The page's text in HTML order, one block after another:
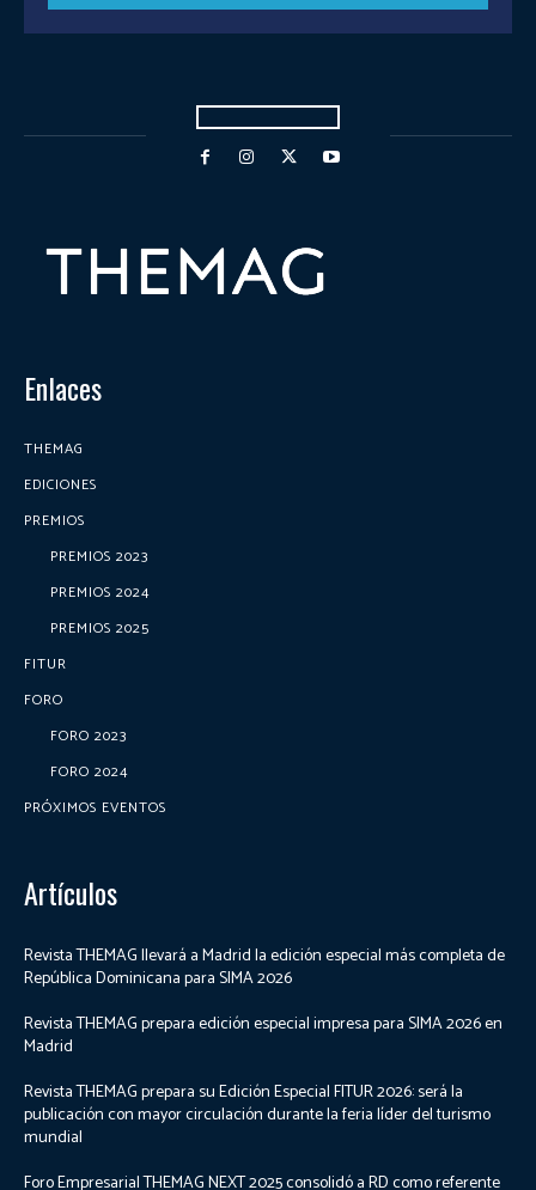
Enlaces
THEMAG
EDICIONES
PREMIOS
PREMIOS 2023
PREMIOS 2024
PREMIOS 2025
FITUR
FORO
FORO 2023
FORO 2024
PRÓXIMOS EVENTOS
Artículos
Revista THEMAG llevará a Madrid la edición especial más completa de
República Dominicana para SIMA 2026
Revista THEMAG prepara edición especial impresa para SIMA 2026 en
Madrid
Revista THEMAG prepara su Edición Especial FITUR 2026: será la
publicación con mayor circulación durante la feria líder del turismo
mundial
Foro Empresarial THEMAG NEXT 2025 consolidó a RD como referente